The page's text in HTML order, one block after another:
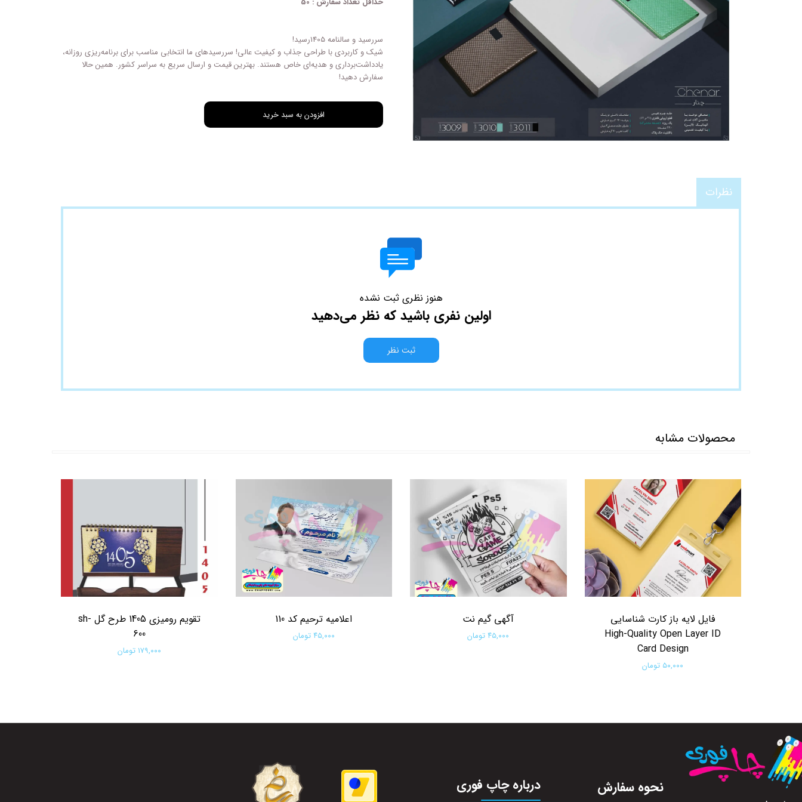
چاپ فاکتور اختصاصی
سررسید و سالنامه 1405رسید!
شیک و کاربردی با طراحی‌ جذاب و کیفیت عالی! سررسیدهای ما انتخابی مناسب برای برنامه‌ریزی روزانه،
یادداشت‌برداری و هدیه‌ای خاص هستند. بهترین قیمت و ارسال سریع به سراسر کشور. همین حالا
سفارش دهید!
افزودن به سبد خرید
نظرات
هنوز نظری ثبت نشده
اولین نفری باشید که نظر می‌دهید
ثبت نظر
محصولات مشابه
فایل لایه باز کارت شناسایی
High-Quality Open Layer ID
Card Design
۵۰,۰۰۰ تومان
آگهی گیم نت
۴۵,۰۰۰ تومان
اعلامیه ترحیم کد 110
۴۵,۰۰۰ تومان
تقویم رومیزی 1405 طرح گل sh-
600
۱۷۹,۰۰۰ تومان
نحوه سفارش درباره چاپ فوری